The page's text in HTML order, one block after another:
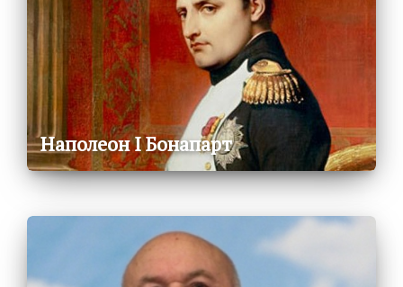
Наполеон I Бонапарт